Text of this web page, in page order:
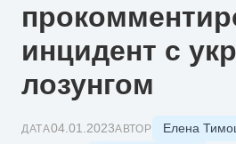
инцидент с
лозунгом
ДАТА04.01.2023АВТОР Елена